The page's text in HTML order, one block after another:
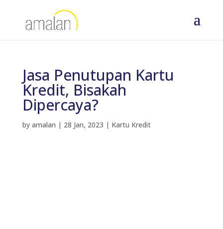
Jasa Penutupan Kartu
Kredit, Bisakah
Dipercaya?
by amalan | 28 Jan, 2023 | Kartu Kredit